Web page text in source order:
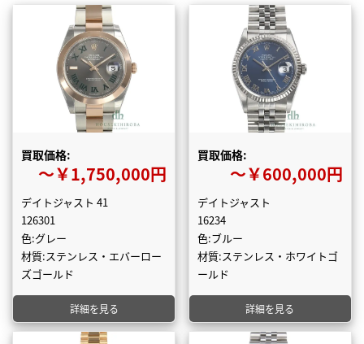
買取価格:
〜￥1,750,000円
デイトジャスト 41
126301
色:グレー
材質:ステンレス・エバーロー
ズゴールド
詳細を見る
買取価格:
〜￥600,000円
デイトジャスト
16234
色:ブルー
材質:ステンレス・ホワイトゴ
ールド
詳細を見る